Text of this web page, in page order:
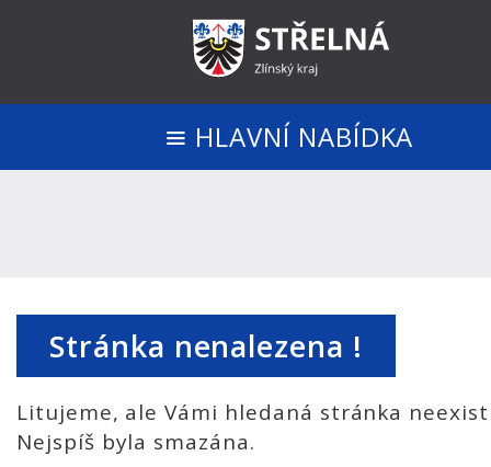
HLAVNÍ NABÍDKA
Stránka nenalezena !
Litujeme, ale Vámi hledaná stránka
Nejspíš byla smazána.